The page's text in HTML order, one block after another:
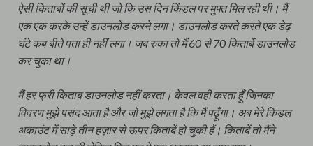
ऐसी किताबों की सूची थी जो कि उस दिन किंडल पर मुफ्त मिल रही थी। मैं
एक एक करके उन्हें डाउनलोड करने लगा। डाउनलोड करते करते एक डेढ़
घंटे कब बीते पता ही नहीं लगा। जब रुका तो मैं 60 से 70 किताबें डाउनलोड
कर चुका था।
मैं हर फ्री किताब डाउनलोड नहीं करता। केवल वही करता हूँ जिनका
विवरण मुझे पसंद आता है और जो मुझे लगता है कि मैं पढ़ूँगा। अब मेरे किंडल
अकाउंट में साढ़े तीन हज़ार से ऊपर किताबें हो चुकी हैं। किताबें तो मैंने